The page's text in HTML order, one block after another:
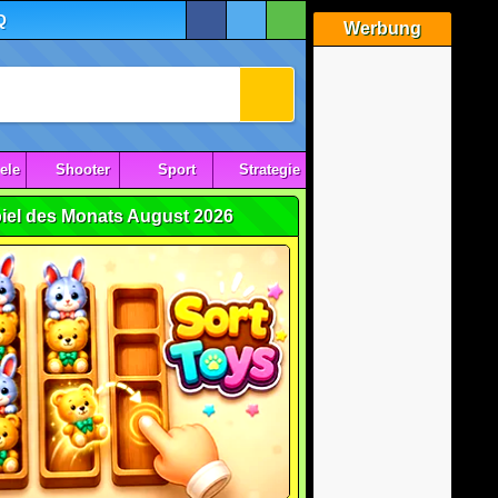
Werbung
Shooter Sport Strategie
des Monats August 2026